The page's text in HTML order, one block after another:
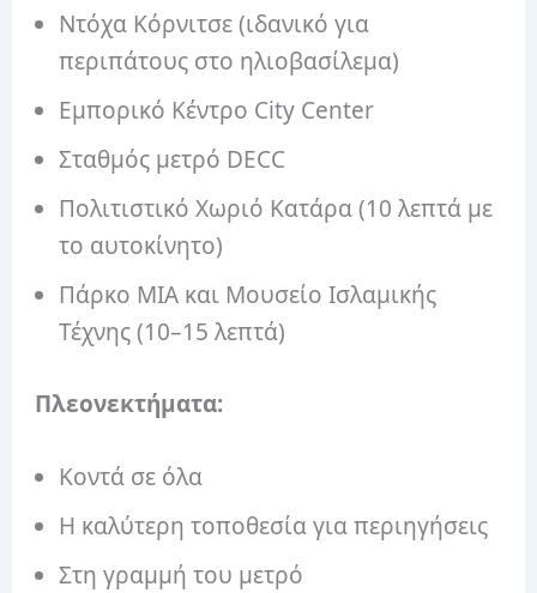
Ντόχα Κόρνιτσε (ιδανικό για
περιπάτους στο ηλιοβασίλεμα)
Εμπορικό Κέντρο City Center
Σταθμός μετρό DECC
Πολιτιστικό Χωριό Κατάρα (10 λεπτά με
το αυτοκίνητο)
Πάρκο MIA και Μουσείο Ισλαμικής
Τέχνης (10–15 λεπτά)
Πλεονεκτήματα:
Κοντά σε όλα
Η καλύτερη τοποθεσία για περιηγήσεις
Στη γραμμή του μετρό